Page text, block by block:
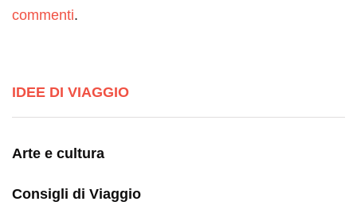
commenti.
IDEE DI VIAGGIO
Arte e cultura
Consigli di Viaggio